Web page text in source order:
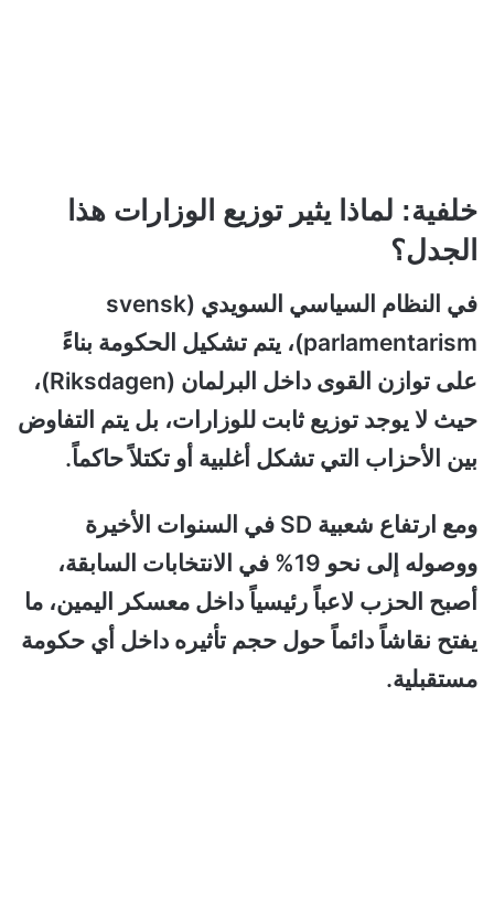
خلفية: لماذا يثير توزيع الوزارات هذا
الجدل؟
في النظام السياسي السويدي (svensk
parlamentarism)، يتم تشكيل الحكومة بناءً
على توازن القوى داخل البرلمان (Riksdagen)،
حيث لا يوجد توزيع ثابت للوزارات، بل يتم التفاوض
بين الأحزاب التي تشكل أغلبية أو تكتلاً حاكماً.
ومع ارتفاع شعبية SD في السنوات الأخيرة
ووصوله إلى نحو 19% في الانتخابات السابقة،
أصبح الحزب لاعباً رئيسياً داخل معسكر اليمين، ما
يفتح نقاشاً دائماً حول حجم تأثيره داخل أي حكومة
مستقبلية.